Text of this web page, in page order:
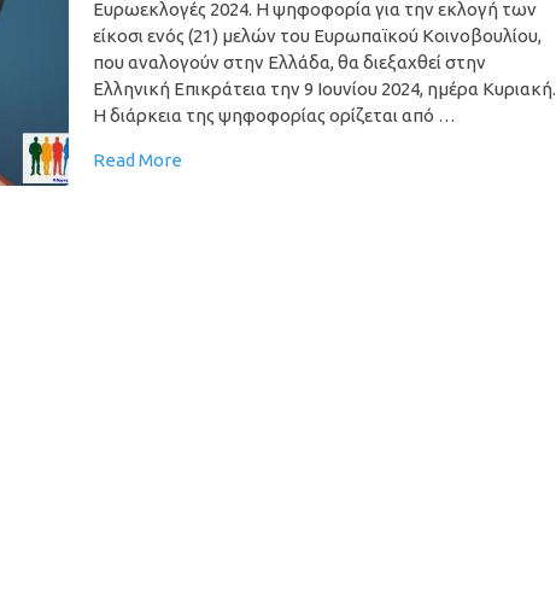
Ευρωεκλογές 2024. Η ψηφοφορία για την εκλογή των
είκοσι ενός (21) μελών του Ευρωπαϊκού Κοινοβουλίου,
που αναλογούν στην Ελλάδα, θα διεξαχθεί στην
Ελληνική Επικράτεια την 9 Ιουνίου 2024, ημέρα Κυριακή.
Η διάρκεια της ψηφοφορίας ορίζεται από …
Read More